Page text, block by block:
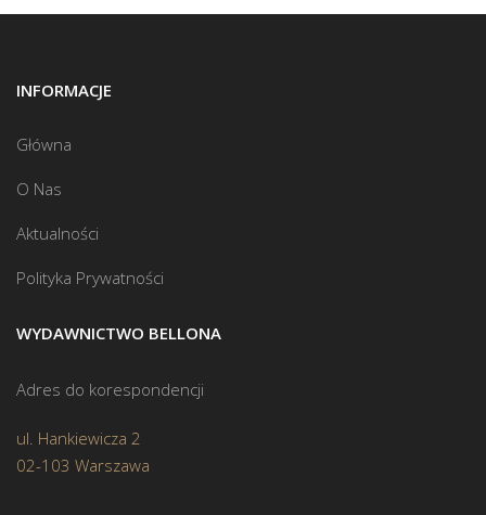
INFORMACJE
Główna
O Nas
Aktualności
Polityka Prywatności
WYDAWNICTWO BELLONA
Adres do korespondencji
ul. Hankiewicza 2
02-103 Warszawa